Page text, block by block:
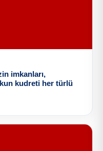
imkanları,
kudreti her türlü